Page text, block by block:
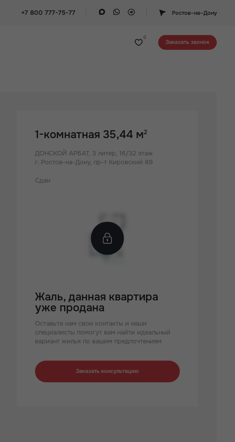
+7 800 777-75-77 Ростов–на–Дону
0
Заказать звонок
1-комнатная 35,44 м2
ДОНСКОЙ АРБАТ, 3 литер, 16/32 этаж
г. Ростов-на-Дону, пр-т Кировский 89
Сдан
Жаль, данная квартира
уже продана
Оставьте нам свои контакты и наши
специалисты помогут вам найти идеальный
вариант жилья по вашим предпочтениям
Заказать консультацию